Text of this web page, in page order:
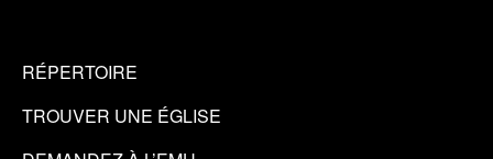
RÉPERTOIRE
TROUVER UNE ÉGLISE